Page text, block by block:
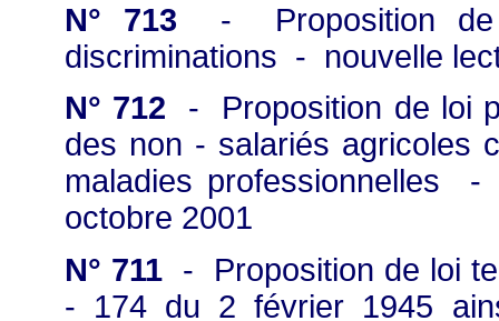
N° 713 - Proposition de
discriminations - nouvelle
N° 712 - Proposition de loi
des non - salariés agricoles
maladies professionnelles
octobre 2001
N° 711 - Proposition de loi
- 174 du 2 février 1945